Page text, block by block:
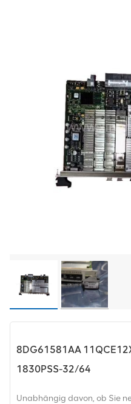
8DG61581AA
1830PSS-32/64
Unabhängig davon, ob Sie